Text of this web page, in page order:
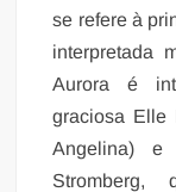
se refere à
interpretada
Aurora é
graciosa Elle
Angelina)